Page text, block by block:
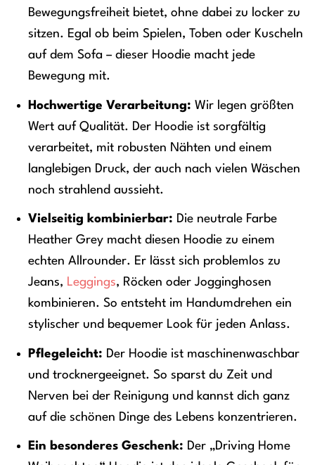
Bewegungsfreiheit bietet, ohne dabei zu locker zu
sitzen. Egal ob beim Spielen, Toben oder Kuscheln
auf dem Sofa – dieser Hoodie macht jede
Bewegung mit.
Hochwertige Verarbeitung: Wir legen größten
Wert auf Qualität. Der Hoodie ist sorgfältig
verarbeitet, mit robusten Nähten und einem
langlebigen Druck, der auch nach vielen Wäschen
noch strahlend aussieht.
Vielseitig kombinierbar: Die neutrale Farbe
Heather Grey macht diesen Hoodie zu einem
echten Allrounder. Er lässt sich problemlos zu
Jeans, Leggings, Röcken oder Jogginghosen
kombinieren. So entsteht im Handumdrehen ein
stylischer und bequemer Look für jeden Anlass.
Pflegeleicht: Der Hoodie ist maschinenwaschbar
und trocknergeeignet. So sparst du Zeit und
Nerven bei der Reinigung und kannst dich ganz
auf die schönen Dinge des Lebens konzentrieren.
Ein besonderes Geschenk: Der „Driving Home